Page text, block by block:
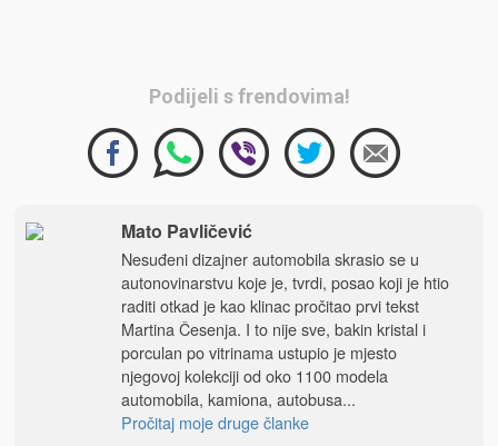
Podijeli s frendovima!
Mato Pavličević
Nesuđeni dizajner automobila skrasio se u
autonovinarstvu koje je, tvrdi, posao koji je htio
raditi otkad je kao klinac pročitao prvi tekst
Martina Česenja. I to nije sve, bakin kristal i
porculan po vitrinama ustupio je mjesto
njegovoj kolekciji od oko 1100 modela
automobila, kamiona, autobusa...
Pročitaj moje druge članke